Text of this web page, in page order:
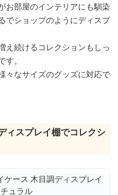
お部屋のインテリアにも馴染
でショップのようにディスプ
え続けるコレクションもしっ
。
々なサイズのグッズに対応で
ィスプレイ棚でコレクシ